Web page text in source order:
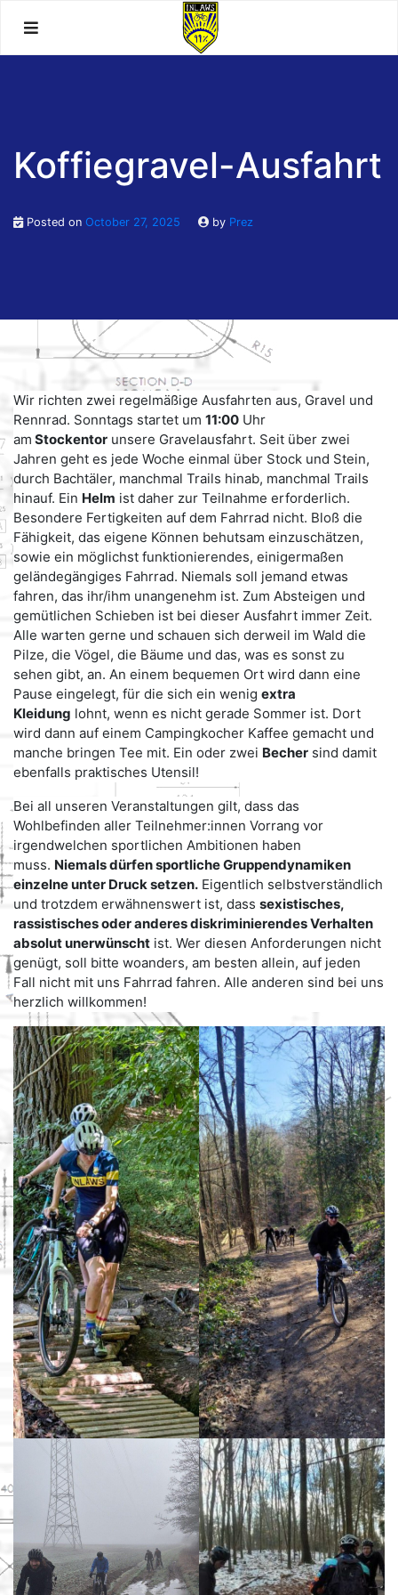
content
Koffiegravel-Ausfahrt
Posted on October 27, 2025 by Prez
Wir richten zwei regelmäßige Ausfahrten aus, Gravel und
Rennrad. Sonntags startet um 11:00 Uhr
am Stockentor unsere Gravelausfahrt. Seit über zwei
Jahren geht es jede Woche einmal über Stock und Stein,
durch Bachtäler, manchmal Trails hinab, manchmal Trails
hinauf. Ein Helm ist daher zur Teilnahme erforderlich.
Besondere Fertigkeiten auf dem Fahrrad nicht. Bloß die
Fähigkeit, das eigene Können behutsam einzuschätzen,
sowie ein möglichst funktionierendes, einigermaßen
geländegängiges Fahrrad. Niemals soll jemand etwas
fahren, das ihr/ihm unangenehm ist. Zum Absteigen und
gemütlichen Schieben ist bei dieser Ausfahrt immer Zeit.
Alle warten gerne und schauen sich derweil im Wald die
Pilze, die Vögel, die Bäume und das, was es sonst zu
sehen gibt, an. An einem bequemen Ort wird dann eine
Pause eingelegt, für die sich ein wenig extra
Kleidung lohnt, wenn es nicht gerade Sommer ist. Dort
wird dann auf einem Campingkocher Kaffee gemacht und
manche bringen Tee mit. Ein oder zwei Becher sind damit
ebenfalls praktisches Utensil!
Bei all unseren Veranstaltungen gilt, dass das
Wohlbefinden aller Teilnehmer:innen Vorrang vor
irgendwelchen sportlichen Ambitionen haben
muss. Niemals dürfen sportliche Gruppendynamiken
einzelne unter Druck setzen. Eigentlich selbstverständlich
und trotzdem erwähnenswert ist, dass sexistisches,
rassistisches oder anderes diskriminierendes Verhalten
absolut unerwünscht ist. Wer diesen Anforderungen nicht
genügt, soll bitte woanders, am besten allein, auf jeden
Fall nicht mit uns Fahrrad fahren. Alle anderen sind bei uns
herzlich willkommen!